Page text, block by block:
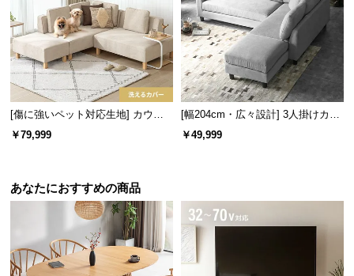
[傷に強いペット対応生地] カウチ
ソファセット 組替自由自在
￥79,999
[幅204cm・広々設計] 3人掛けカウ
チソファ L字 レイアウト自由
￥49,999
あなたにおすすめの商品